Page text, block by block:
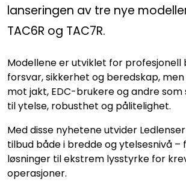
lanseringen av tre nye
TAC6R og TAC7R.
Modellene er utviklet for profesjonell
forsvar, sikkerhet og beredskap,
mot jakt, EDC-brukere og andre
til ytelse, robusthet og pålitelighet.
Med disse nyhetene utvider
tilbud både i bredde og ytelsesnivå
løsninger til ekstrem lysstyrke for
operasjoner.